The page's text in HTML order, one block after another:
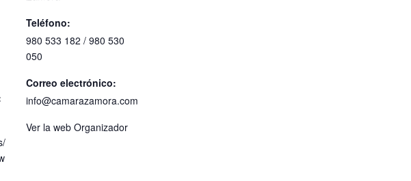
Teléfono:
980 533 182 / 980 530
050
Correo electrónico:
info@camarazamora.com
Ver la web Organizador